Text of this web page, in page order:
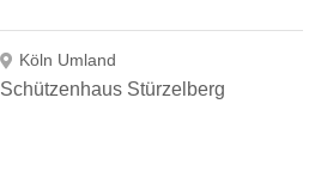
Köln Umland
Schützenhaus Stürzelberg